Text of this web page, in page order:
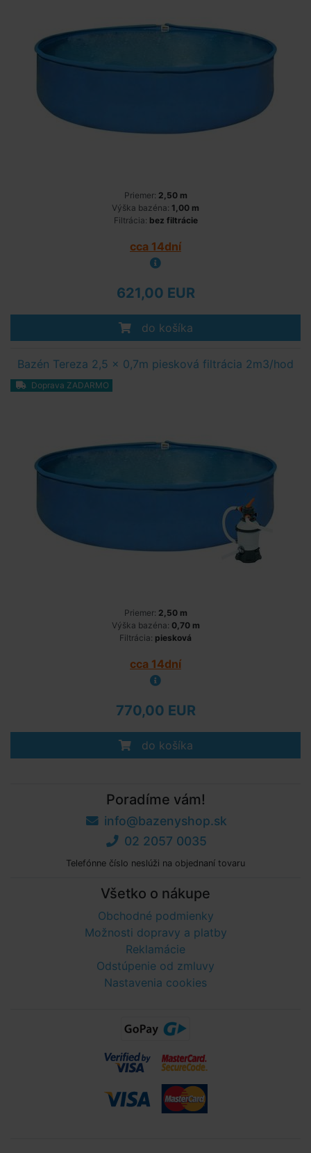
Priemer: 2,50 m
Výška bazéna: 1,00 m
Filtrácia: bez filtrácie
cca 14dní
621,00 EUR
do košíka
Bazén Tereza 2,5 x 0,7m piesková filtrácia 2m3/hod
Doprava ZADARMO
Priemer: 2,50 m
Výška bazéna: 0,70 m
Filtrácia: piesková
cca 14dní
770,00 EUR
do košíka
Poradíme vám!
info@bazenyshop.sk
02 2057 0035
Telefónne číslo neslúži na objednaní tovaru
Všetko o nákupe
Obchodné podmienky
Možnosti dopravy a platby
Reklamácie
Odstúpenie od zmluvy
Nastavenia cookies